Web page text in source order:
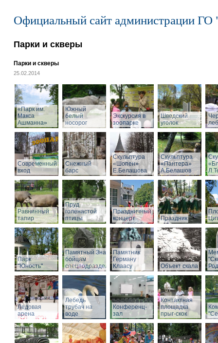
Официальный сайт администрации ГО
Парки и скверы
Парки и скверы
25.02.2014
«Парк им.
Макса
Ашманна»
Южный
белый
носорог
Экскурсия в
зоопарке
Шведский
уголок
Современный
вход
Снежный
барс
Скульптура
«Шопен»
Е.Белашова
Скульптура
«Пантера»
А.Белашов
Равнинный
тапир
Пруд
голенастой
птицы
Праздничный
концерт
Праздник
Парк
"Юность"
Памятный Знак
бойцам
спецподразделений
Памятник
Герману
Клаасу
Объект скала
Ледовая
арена
Лебедь
трубач на
воде
Конференц-
зал
Контактная
площадка
прыг-скок